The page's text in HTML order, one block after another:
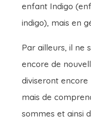
enfant Indigo
indigo), mais en
Par ailleurs, il ne
encore de
diviseront encore
mais de
sommes et ainsi